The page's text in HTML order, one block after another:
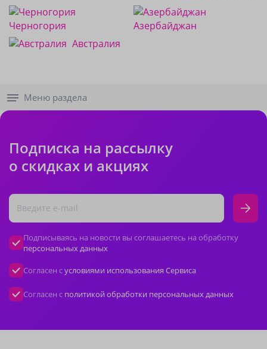
Черногория
Азербайджан
Австралия
Меню раздела
Подписка на рассылку
о скидках и акциях
Подписываясь на новости вы соглашаетесь на обработку
персональных данных
Согласен сусловиями использования Сервиса
Согласен с политикой обработки персональных данных